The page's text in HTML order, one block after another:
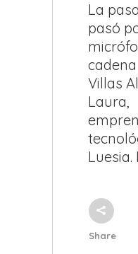
La
pasó
Villas
Laura,
Luesia.
Share